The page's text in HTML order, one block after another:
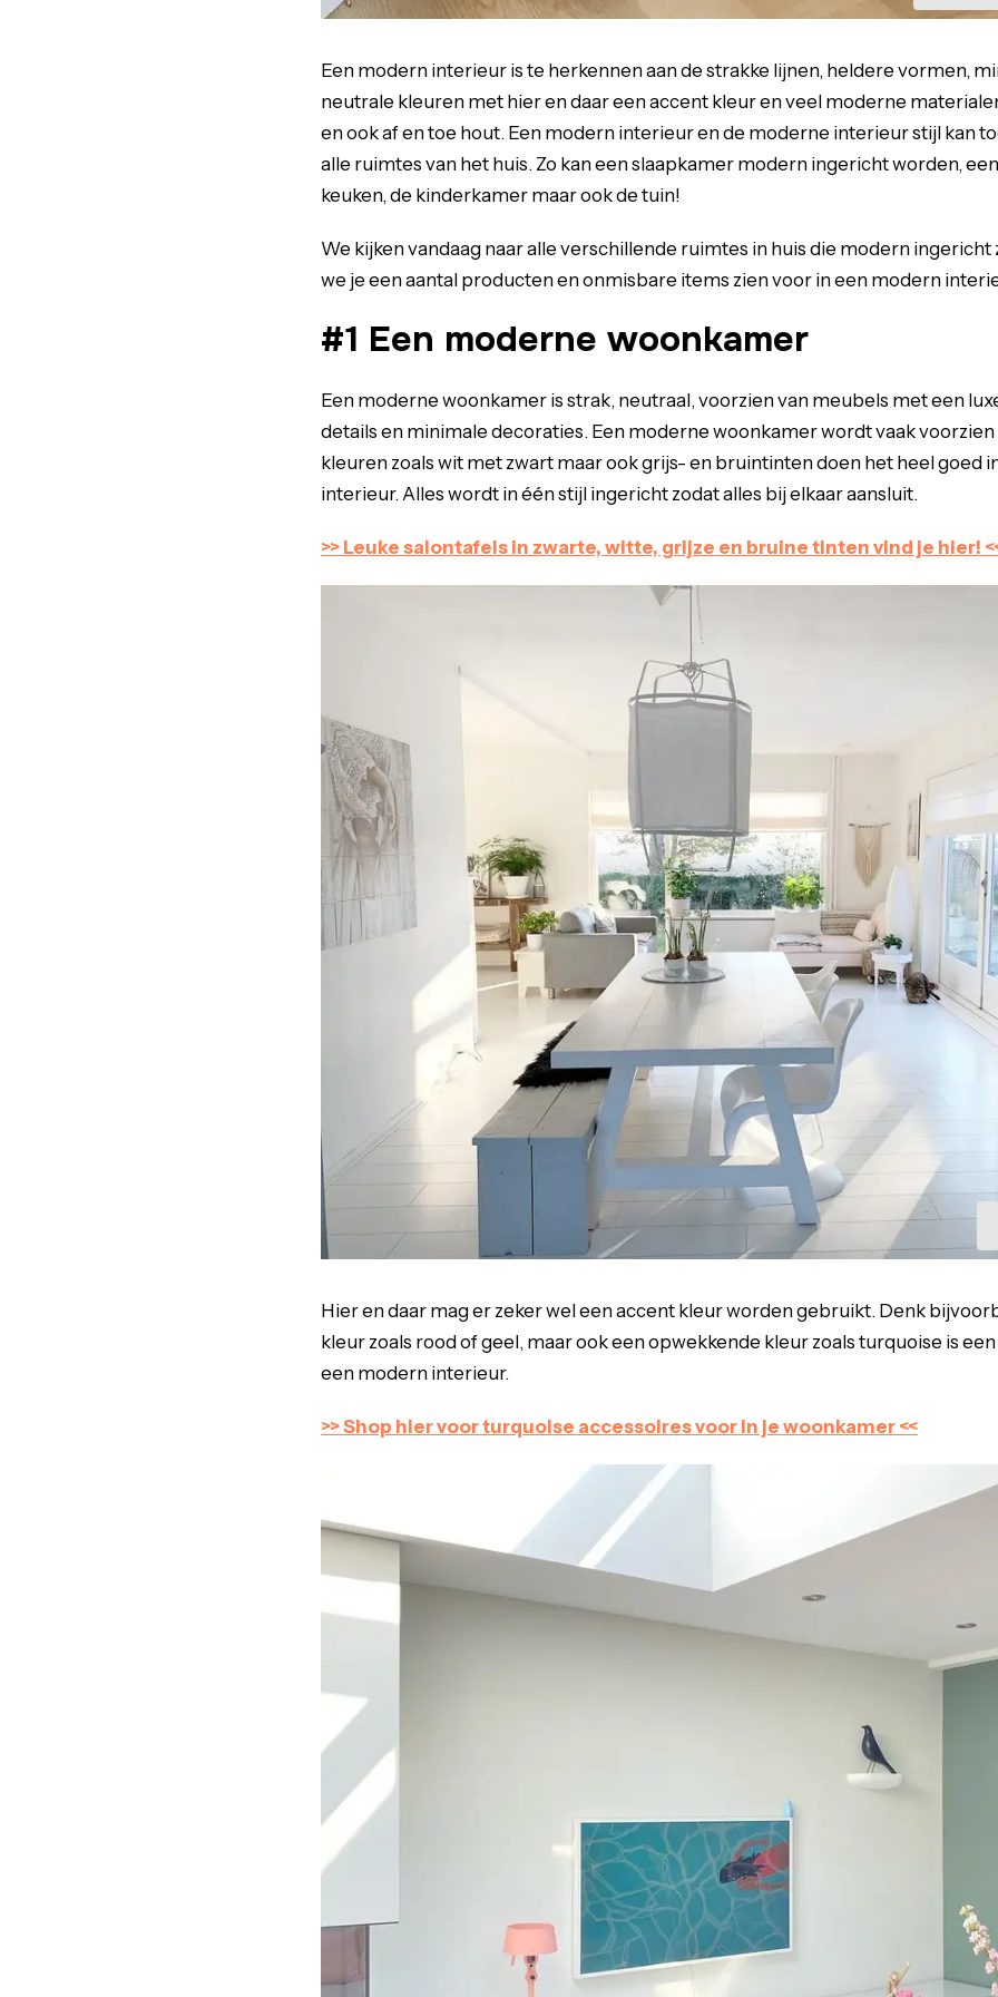
Een modern interieur is te herkennen aan de strakke lijnen, heldere vormen,
neutrale kleuren met hier en daar een accent kleur en veel moderne
en ook af en toe hout. Een modern interieur en de moderne interieur stijl kan
alle ruimtes van het huis. Zo kan een slaapkamer modern ingericht worden,
keuken, de kinderkamer maar ook de tuin!
We kijken vandaag naar alle verschillende ruimtes in huis die modern ingericht
we je een aantal producten en onmisbare items zien voor in een modern
#1 Een moderne woonkamer
Een moderne woonkamer is strak, neutraal, voorzien van meubels met een
details en minimale decoraties. Een moderne woonkamer wordt vaak
kleuren zoals wit met zwart maar ook grijs- en bruintinten doen het heel goed
interieur. Alles wordt in één stijl ingericht zodat alles bij elkaar aansluit.
>> Leuke salontafels in zwarte, witte, grijze en bruine tinten vind je hier!
Hier en daar mag er zeker wel een accent kleur worden gebruikt. Denk
kleur zoals rood of geel, maar ook een opwekkende kleur zoals turquoise is
een modern interieur.
>> Shop hier voor turquoise accessoires voor in je woonkamer <<